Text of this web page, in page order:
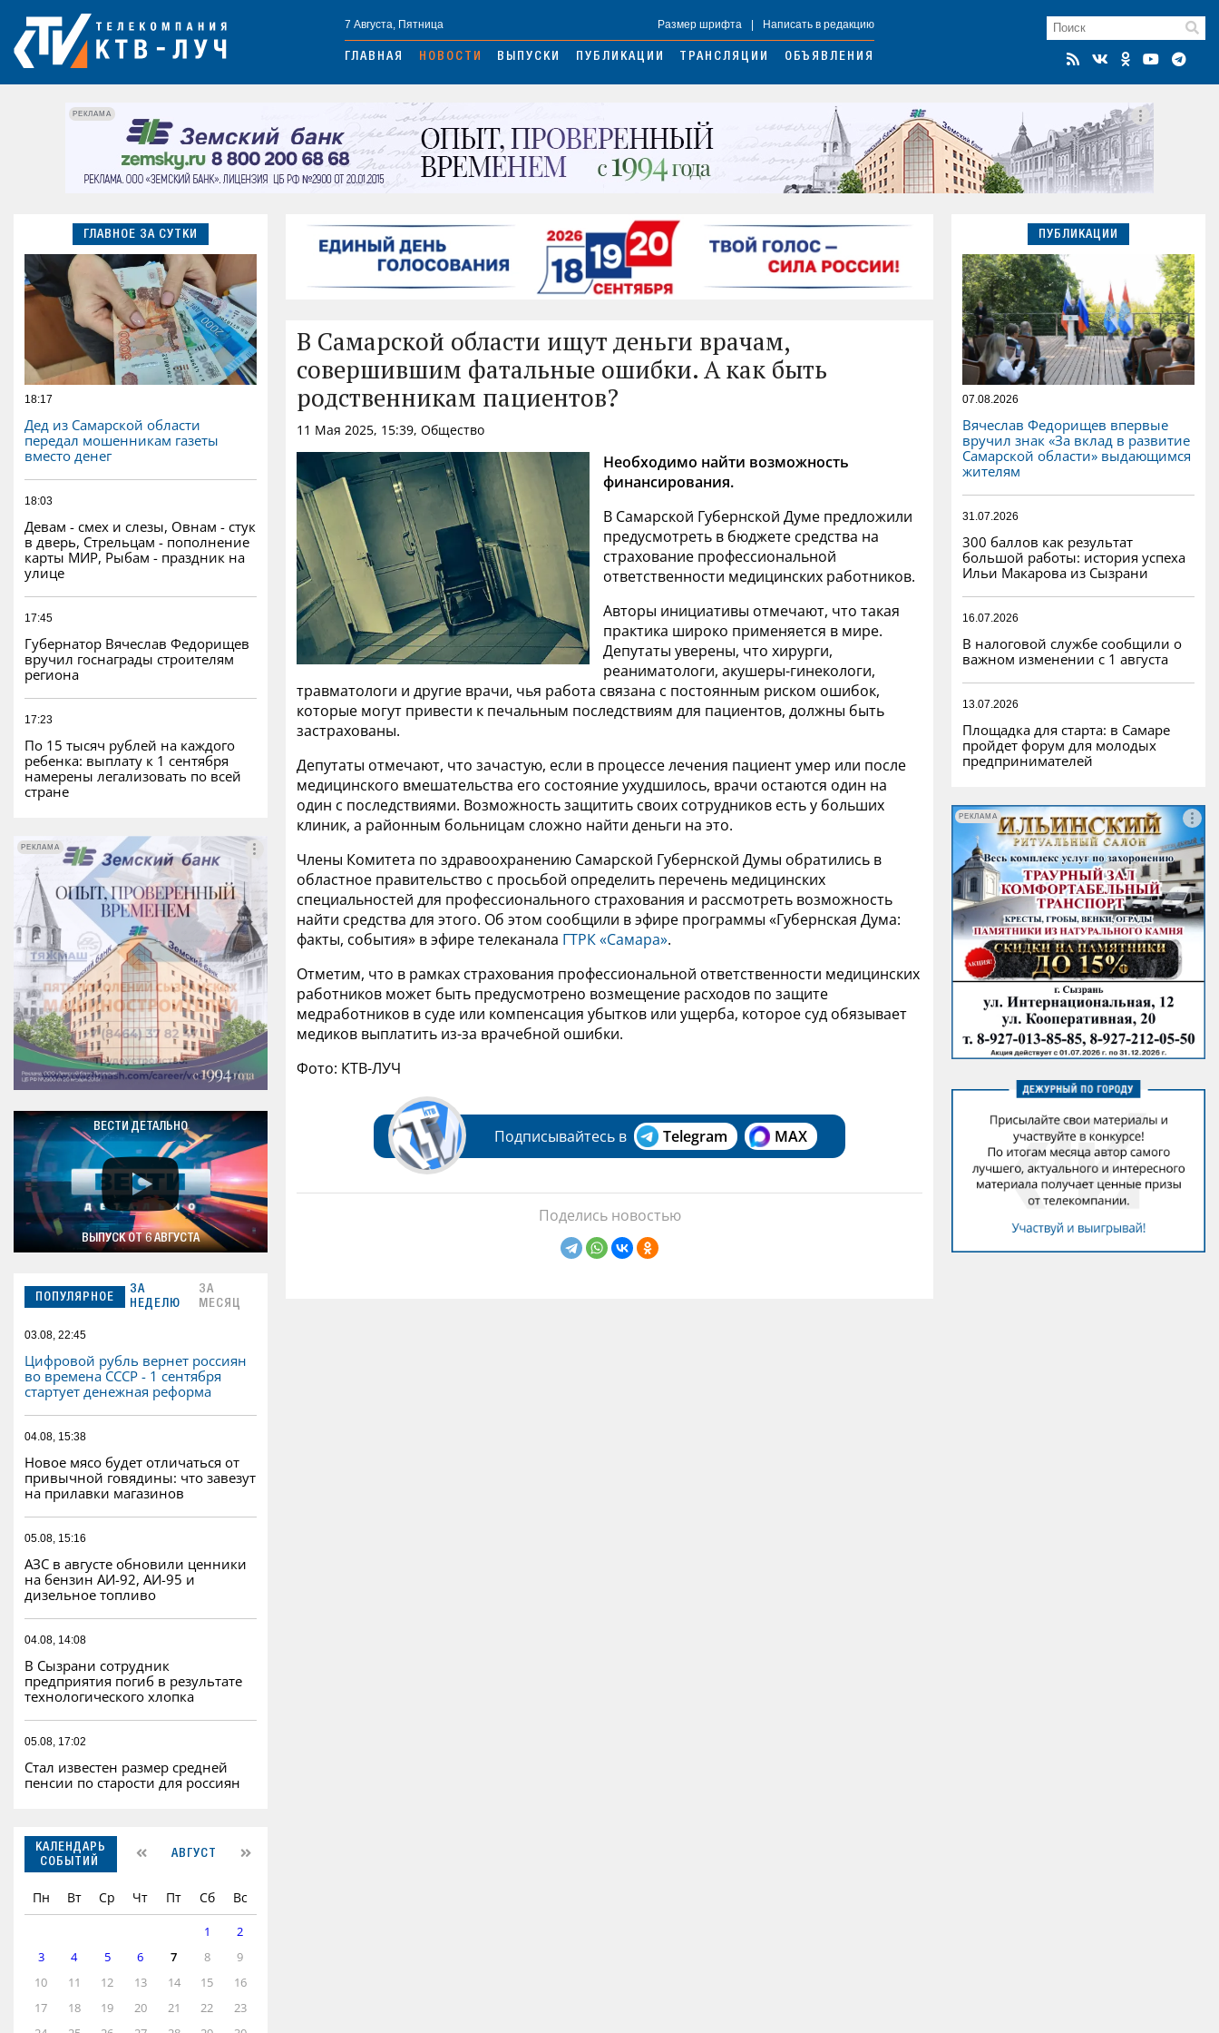
7 Августа, Пятница Размер шрифта Написать в редакцию
ГЛАВНАЯ НОВОСТИ ВЫПУСКИ ПУБЛИКАЦИИ ТРАНСЛЯЦИИ ОБЪЯВЛЕНИЯ
РЕКЛАМА
ГЛАВНОЕ ЗА СУТКИ
18:17
Дед из Самарской области
передал мошенникам газеты
вместо денег
18:03
Девам - смех и слезы, Овнам - стук
в дверь, Стрельцам - пополнение
карты МИР, Рыбам - праздник на
улице
17:45
Губернатор Вячеслав Федорищев
вручил госнаграды строителям
региона
17:23
По 15 тысяч рублей на каждого
ребенка: выплату к 1 сентября
намерены легализовать по всей
стране
РЕКЛАМА
РЕКЛАМА
ВЕСТИ ДЕТАЛЬНО
ВЫПУСК ОТ 6 АВГУСТА
ПОПУЛЯРНОЕ
ЗА
НЕДЕЛЮ
ЗА
МЕСЯЦ
03.08, 22:45
Цифровой рубль вернет россиян
во времена СССР - 1 сентября
стартует денежная реформа
04.08, 15:38
Новое мясо будет отличаться от
привычной говядины: что завезут
на прилавки магазинов
05.08, 15:16
АЗС в августе обновили ценники
на бензин АИ-92, АИ-95 и
дизельное топливо
04.08, 14:08
В Сызрани сотрудник
предприятия погиб в результате
технологического хлопка
05.08, 17:02
Стал известен размер средней
пенсии по старости для россиян
КАЛЕНДАРЬ
СОБЫТИЙ
АВГУСТ
Пн Вт Ср Чт Пт Сб Вс
1
2
3
4 5 6 7 8
9
10
11 12 13 14 15
16
17
18 19 20 21 22
23
В Самарской области ищут деньги врачам,
совершившим фатальные ошибки. А как быть
родственникам пациентов?
11 Мая 2025, 15:39, Общество
Необходимо найти возможность
финансирования.
В Самарской Губернской Думе предложили
предусмотреть в бюджете средства на
страхование профессиональной
ответственности медицинских работников.
Авторы инициативы отмечают, что такая
практика широко применяется в мире.
Депутаты уверены, что хирурги,
реаниматологи, акушеры-гинекологи,
травматологи и другие врачи, чья работа связана с постоянным риском ошибок,
которые могут привести к печальным последствиям для пациентов, должны быть
застрахованы.
Депутаты отмечают, что зачастую, если в процессе лечения пациент умер или после
медицинского вмешательства его состояние ухудшилось, врачи остаются один на
один с последствиями. Возможность защитить своих сотрудников есть у больших
клиник, а районным больницам сложно найти деньги на это.
Члены Комитета по здравоохранению Самарской Губернской Думы обратились в
областное правительство с просьбой определить перечень медицинских
специальностей для профессионального страхования и рассмотреть возможность
найти средства для этого. Об этом сообщили в эфире программы «Губернская Дума:
факты, события» в эфире телеканала ГТРК «Самара».
Отметим, что в рамках страхования профессиональной ответственности медицинских
работников может быть предусмотрено возмещение расходов по защите
медработников в суде или компенсация убытков или ущерба, которое суд обязывает
медиков выплатить из-за врачебной ошибки.
Фото: КТВ-ЛУЧ
Подписывайтесь в Telegram MAX
Поделись новостью
ПУБЛИКАЦИИ
07.08.2026
Вячеслав Федорищев впервые
вручил знак «За вклад в развитие
Самарской области» выдающимся
жителям
31.07.2026
300 баллов как результат
большой работы: история успеха
Ильи Макарова из Сызрани
16.07.2026
В налоговой службе сообщили о
важном изменении с 1 августа
13.07.2026
Площадка для старта: в Самаре
пройдет форум для молодых
предпринимателей
РЕКЛАМА